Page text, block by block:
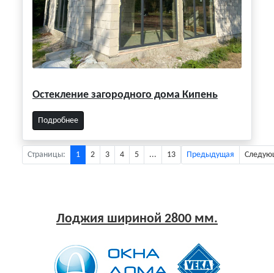
Остекление загородного дома Кипень
Подробнее
Страницы: 1 2 3 4 5 ... 13 Предыдущая
Лоджия шириной 2800 мм.